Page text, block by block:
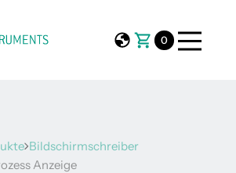
0
Bildschirmschreiber
Anzeige